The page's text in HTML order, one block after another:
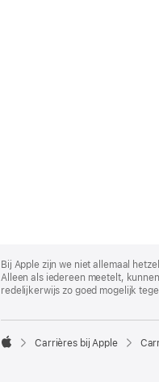
Footer
Bij Apple zijn we niet allemaal
Alleen als iedereen meetelt,
redelijkerwijs zo goed mogelijk

Carrières bij Apple